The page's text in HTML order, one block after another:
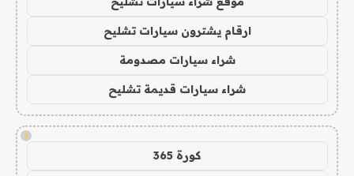
ارقام يشترون سيارات تشليح
شراء سيارات مصدومة
شراء سيارات قديمة تشليح
!
كورة 365